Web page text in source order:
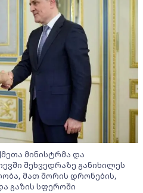
მინისტრმა და
შეხვედრაზე განიხილეს
მათ შორის დრონების,
გაზის სფეროში